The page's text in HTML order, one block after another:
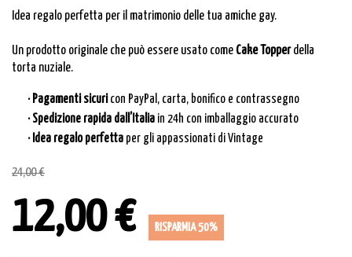
Idea regalo perfetta per il matrimonio delle tua amiche gay.
Un prodotto originale che può essere usato come Cake Topperdella
torta nuziale.
· Pagamenti sicuri con PayPal, carta, bonifico e contrassegno
· Spedizione rapida dall’Italia in 24h con imballaggio accurato
· Idea regalo perfetta per gli appassionati di Vintage
24,00 €
12,00 € RISPARMIA 50%